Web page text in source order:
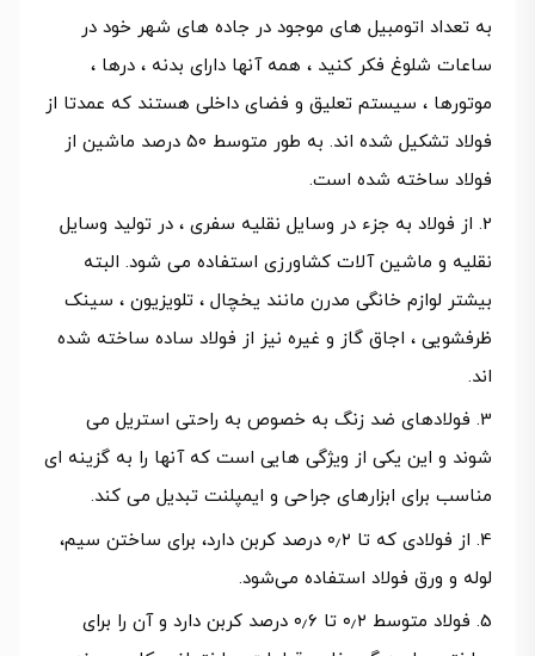
به تعداد اتومبیل های موجود در جاده های شهر خود در
ساعات شلوغ فکر کنید ، همه آنها دارای بدنه ، درها ،
موتورها ، سیستم تعلیق و فضای داخلی هستند که عمدتا از
فولاد تشکیل شده اند. به طور متوسط ۵۰ درصد ماشین از
فولاد ساخته شده است.
از فولاد به جزء در وسایل نقلیه سفری ، در تولید وسایل
نقلیه و ماشین آلات کشاورزی استفاده می شود. البته
بیشتر لوازم خانگی مدرن مانند یخچال ، تلویزیون ، سینک
ظرفشویی ، اجاق گاز و غیره نیز از فولاد ساده ساخته شده
اند.
فولادهای ضد زنگ به خصوص به راحتی استریل می
شوند و این یکی از ویژگی هایی است که آنها را به گزینه ای
مناسب برای ابزارهای جراحی و ایمپلنت تبدیل می کند.
از فولادی که تا ۰٫۲ درصد کربن دارد، برای ساختن سیم،
لوله و ورق فولاد استفاده می‌شود.
فولاد متوسط ۰٫۲ تا ۰٫۶ درصد کربن دارد و آن را برای